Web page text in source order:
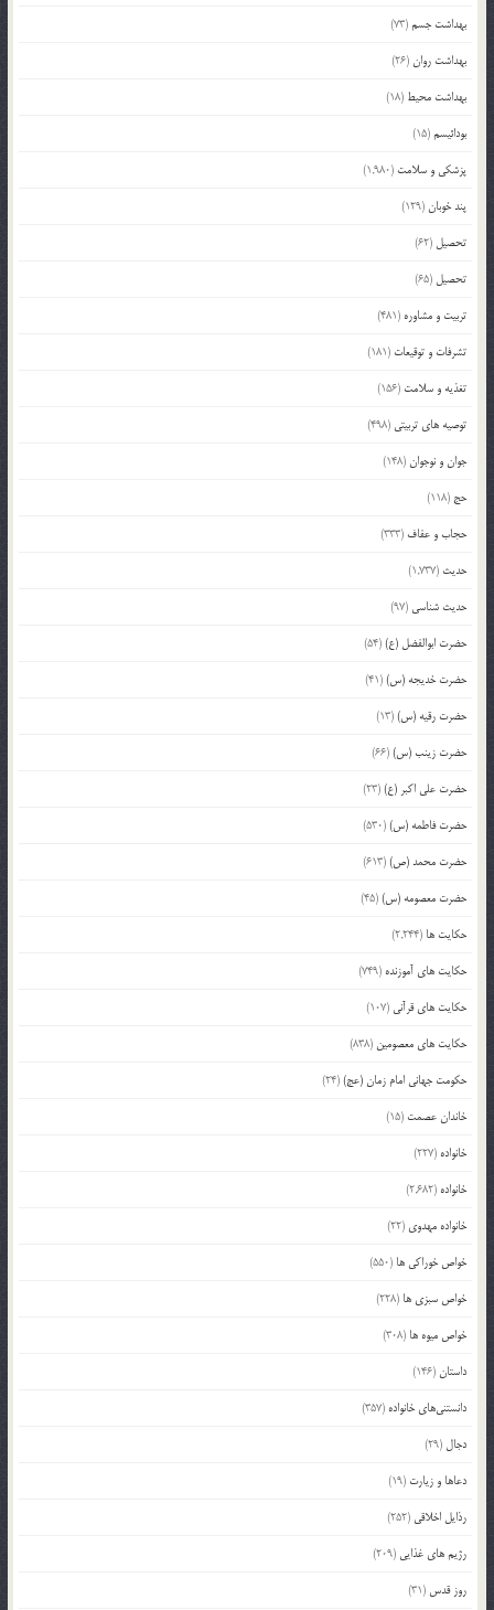
بهداشت جسم(73)
بهداشت روان(26)
بهداشت محیط (18)
بودائیسم(15)
پزشکی و سلامت (1,980)
پند خوبان(129)
تحصیل (62)
تحصیل (65)
تربیت و مشاوره (481)
تشرفات و توقیعات (181)
تغذیه و سلامت (156)
توصیه های تربیتی (498)
جوان و نوجوان(148)
حج (118)
حجاب و عفاف (333)
حدیث (1,737)
حدیث شناسی (97)
حضرت ابوالفضل (ع)(54)
حضرت خدیجه (س)(41)
حضرت رقیه (س)(13)
حضرت زینب (س)(66)
حضرت علی اکبر (ع)(23)
حضرت فاطمه (س)(530)
حضرت محمد (ص)(613)
حضرت معصومه (س)(45)
حکایت ها (2,244)
حکایت های آموزنده (749)
حکایت های قرآنی (107)
حکایت های معصومین (838)
حکومت جهانی امام زمان (عج)(24)
خاندان عصمت (15)
خانواده (227)
خانواده (2,682)
خانواده مهدوی (22)
خواص خوراکی ها (550)
خواص سبزی ها (228)
خواص میوه ها (308)
داستان(146)
دانستنی‌های خانواده (357)
دجال (29)
دعاها و زیارت (19)
رذایل اخلاقی (252)
رژیم های غذایی (209)
روز قدس (31)